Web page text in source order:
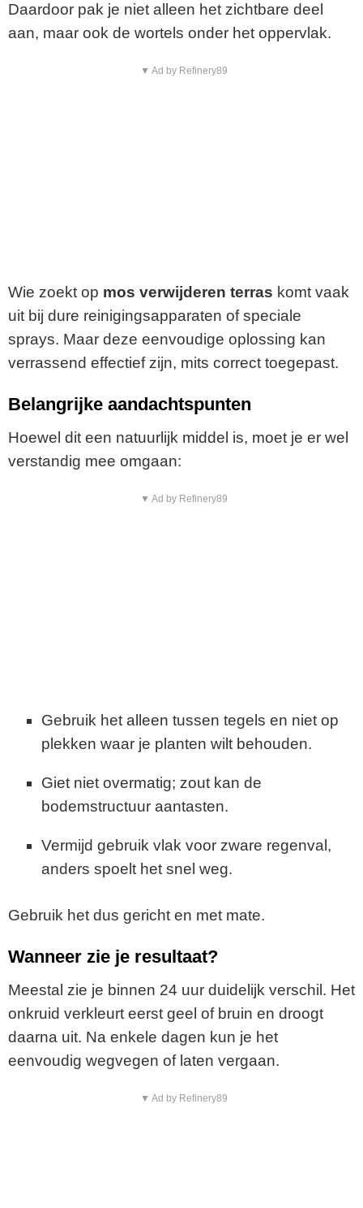
Daardoor pak je niet alleen het zichtbare deel
aan, maar ook de wortels onder het oppervlak.
▼ Ad by Refinery89
Wie zoekt op mos verwijderen terras komt vaak
uit bij dure reinigingsapparaten of speciale
sprays. Maar deze eenvoudige oplossing kan
verrassend effectief zijn, mits correct toegepast.
Belangrijke aandachtspunten
Hoewel dit een natuurlijk middel is, moet je er wel
verstandig mee omgaan:
▼ Ad by Refinery89
Gebruik het alleen tussen tegels en niet op
plekken waar je planten wilt behouden.
Giet niet overmatig; zout kan de
bodemstructuur aantasten.
Vermijd gebruik vlak voor zware regenval,
anders spoelt het snel weg.
Gebruik het dus gericht en met mate.
Wanneer zie je resultaat?
Meestal zie je binnen 24 uur duidelijk verschil. Het
onkruid verkleurt eerst geel of bruin en droogt
daarna uit. Na enkele dagen kun je het
eenvoudig wegvegen of laten vergaan.
▼ Ad by Refinery89